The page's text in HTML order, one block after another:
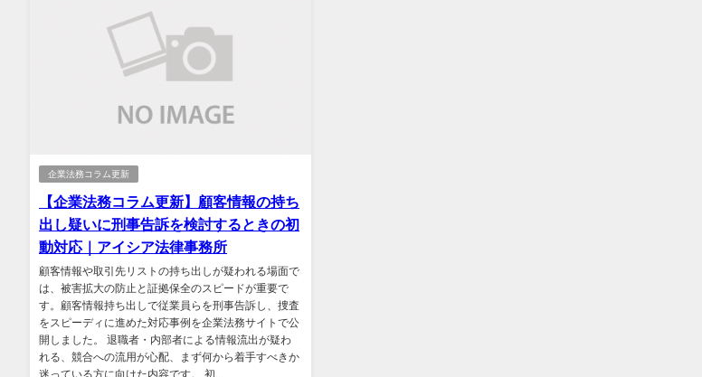
企業法務コラム更新
【企業法務コラム更新】顧客情報の持ち
出し疑いに刑事告訴を検討するときの初
動対応｜アイシア法律事務所
顧客情報や取引先リストの持ち出しが疑われる場面で
は、被害拡大の防止と証拠保全のスピードが重要で
す。顧客情報持ち出しで従業員らを刑事告訴し、捜査
をスピーディに進めた対応事例を企業法務サイトで公
開しました。 退職者・内部者による情報流出が疑わ
れる、競合への流用が心配、まず何から着手すべきか
迷っている方に向けた内容です。 初...